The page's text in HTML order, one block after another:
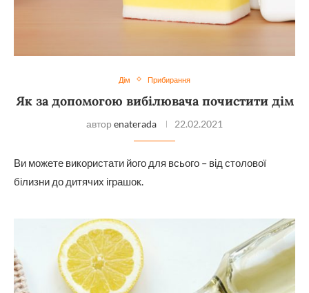
Дім Прибирання
Як за допомогою вибілювача почистити дім
автор enaterada 22.02.2021
Ви можете використати його для всього – від столової
білизни до дитячих іграшок.